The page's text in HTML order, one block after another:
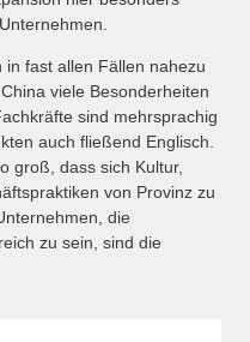
in fast allen Fällen nahezu
viele Besonderheiten
sind mehrsprachig
auch fließend Englisch.
groß, dass sich Kultur,
von Provinz zu
die
zu sein, sind die